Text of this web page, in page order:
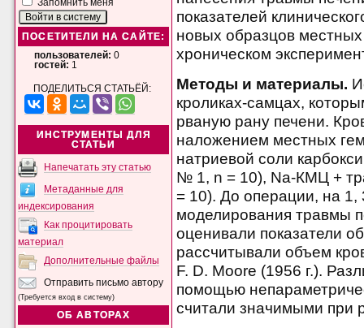
Запомнить меня
ПОСЕТИТЕЛИ НА САЙТЕ:
пользователей: 0
гостей: 1
ПОДЕЛИТЬСЯ СТАТЬЁЙ:
ИНСТРУМЕНТЫ ДЛЯ
СТАТЬИ
Напечатать эту статью
Метаданные для
индексирования
Как процитировать
материал
Дополнительные файлы
Отправить письмо автору
(Требуется вход в систему)
ОБ АВТОРАХ
показателей
новых образцов местных
хроническом
Методы и материалы.
кроликах-самцах,
рваную рану печени.
наложением местных
натриевой соли
№ 1, n = 10), Na-КМЦ +
= 10). До операции, на 1,
моделирования травмы
оценивали показатели
рассчитывали объем
F. D. Moore (1956 г.).
помощью
считали значимыми при